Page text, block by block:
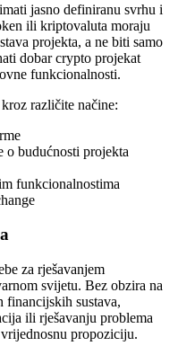
jasno definiranu svrhu i
ili kriptovaluta moraju
projekta, a ne biti samo
dobar crypto projekat
funkcionalnosti.
različite načine:
o budućnosti projekta
funkcionalnostima
za rješavanjem
svijetu. Bez obzira na
financijskih sustava,
ili rješavanju problema
propoziciju.